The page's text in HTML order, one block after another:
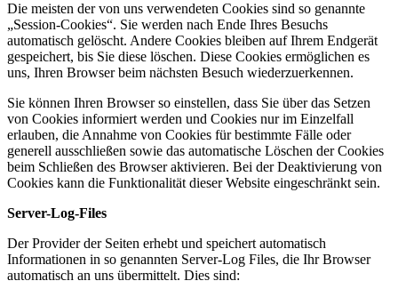
Die meisten der von uns verwendeten Cookies sind so genannte
„Session-Cookies“. Sie werden nach Ende Ihres Besuchs
automatisch gelöscht. Andere Cookies bleiben auf Ihrem Endgerät
gespeichert, bis Sie diese löschen. Diese Cookies ermöglichen es
uns, Ihren Browser beim nächsten Besuch wiederzuerkennen.
Sie können Ihren Browser so einstellen, dass Sie über das Setzen
von Cookies informiert werden und Cookies nur im Einzelfall
erlauben, die Annahme von Cookies für bestimmte Fälle oder
generell ausschließen sowie das automatische Löschen der Cookies
beim Schließen des Browser aktivieren. Bei der Deaktivierung von
Cookies kann die Funktionalität dieser Website eingeschränkt sein.
Server-Log-Files
Der Provider der Seiten erhebt und speichert automatisch
Informationen in so genannten Server-Log Files, die Ihr Browser
automatisch an uns übermittelt. Dies sind: